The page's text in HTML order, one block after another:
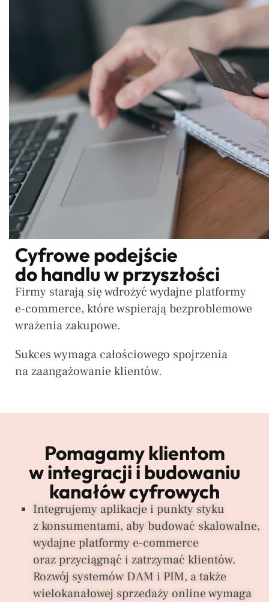
Cyfrowe podejście
do handlu w przyszłości
Firmy starają się wdrożyć wydajne platformy
e-commerce, które wspierają bezproblemowe
wrażenia zakupowe.
Sukces wymaga całościowego spojrzenia
na zaangażowanie klientów.
Pomagamy klientom
w integracji i budowaniu
kanałów cyfrowych
Integrujemy aplikacje i punkty styku
z konsumentami, aby budować skalowalne,
wydajne platformy e-commerce
oraz przyciągnąć i zatrzymać klientów.
Rozwój systemów DAM i PIM, a także
wielokanałowej sprzedaży online wymaga